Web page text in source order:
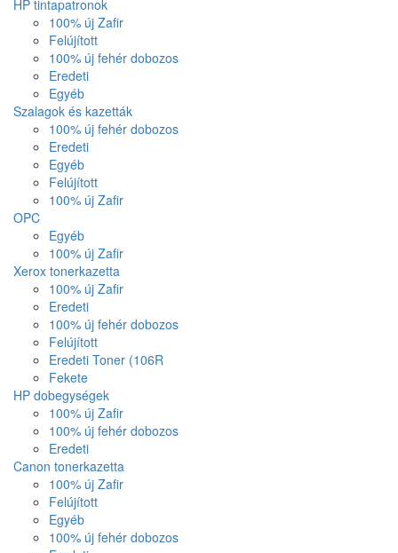
HP tintapatronok
100% új Zafir
Felújított
100% új fehér dobozos
Eredeti
Egyéb
Szalagok és kazetták
100% új fehér dobozos
Eredeti
Egyéb
Felújított
100% új Zafir
OPC
Egyéb
100% új Zafir
Xerox tonerkazetta
100% új Zafir
Eredeti
100% új fehér dobozos
Felújított
Eredeti Toner (106R
Fekete
HP dobegységek
100% új Zafir
100% új fehér dobozos
Eredeti
Canon tonerkazetta
100% új Zafir
Felújított
Egyéb
100% új fehér dobozos